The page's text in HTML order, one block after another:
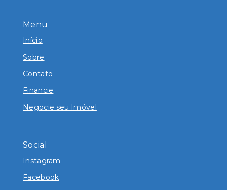
Menu
Início
Sobre
Contato
Financie
Negocie seu Imóvel
Social
Instagram
Facebook